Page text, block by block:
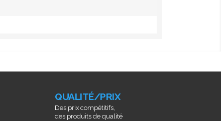
QUALITÉ/PRIX
Des prix compétitifs,
des produits de qualité